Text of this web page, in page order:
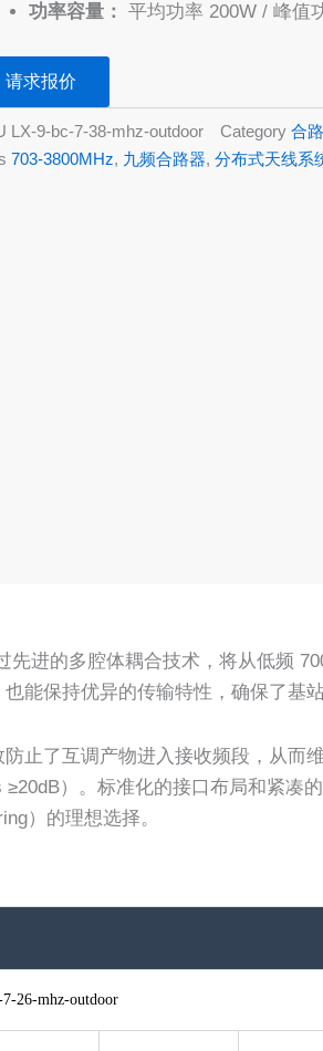
功率容量：
平均功率 200W / 峰值
请求报价
LX-9-bc-7-38-mhz-outdoor Category 合
703-3800MHz, 九频合路器, 分布式天线系
进的多腔体耦合技术，将从低频
能保持优异的传输特性，确保了基
止了互调产物进入接收频段，从而
）。标准化的接口布局和紧凑
）的理想选择。
26-mhz-outdoor